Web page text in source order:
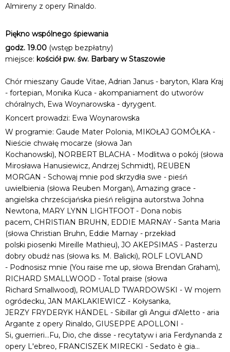
Almireny z opery Rinaldo.
Piękno wspólnego śpiewania
godz. 19.00 (wstęp bezpłatny)
miejsce: kościół pw. św. Barbary w Staszowie
Chór mieszany Gaude Vitae, Adrian Janus - baryton, Klara Kraj
- fortepian, Monika Kuca - akompaniament do utworów
chóralnych, Ewa Woynarowska - dyrygent.
Koncert prowadzi: Ewa Woynarowska
W programie: Gaude Mater Polonia, MIKOŁAJ GOMÓŁKA -
Nieście chwałę mocarze (słowa Jan
Kochanowski), NORBERT BLACHA - Modlitwa o pokój (słowa
Mirosława Hanusiewicz, Andrzej Schmidt), REUBEN
MORGAN - Schowaj mnie pod skrzydła swe - pieśń
uwielbienia (słowa Reuben Morgan), Amazing grace -
angielska chrześcijańska pieśń religijna autorstwa Johna
Newtona, MARY LYNN LIGHTFOOT - Dona nobis
pacem, CHRISTIAN BRUHN, EDDIE MARNAY - Santa Maria
(słowa Christian Bruhn, Eddie Marnay - przekład
polski piosenki Mireille Mathieu), JO AKEPSIMAS - Pasterzu
dobry obudź nas (słowa ks. M. Balicki), ROLF LOVLAND
- Podnosisz mnie (You raise me up, słowa Brendan Graham),
RICHARD SMALLWOOD - Total praise (słowa
Richard Smallwood), ROMUALD TWARDOWSKI - W mojem
ogródecku, JAN MAKLAKIEWICZ - Kołysanka,
JERZY FRYDERYK HÄNDEL - Sibillar gli Angui d'Aletto - aria
Argante z opery Rinaldo, GIUSEPPE APOLLONI -
Si, guerrieri...Fu, Dio, che disse - recytatyw i aria Ferdynanda z
opery L'ebreo, FRANCISZEK MIRECKI - Sedato è gia...